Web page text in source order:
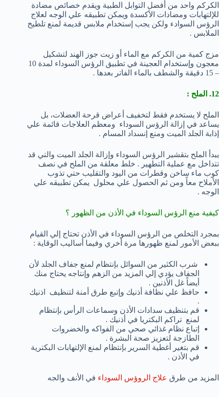
الكركم واحد من أفضل التوابل الطبية ويقدم خصائص مضادة
للإلتهابات ومضادات الأكسدة ويمكن تطبيقه علي الوجه لعلاج
الرؤس السوادء ولكن يجب إستخدام ملابس قديمة لمنع تلطيخ
الملابس .
مزج كمية من الكركم مع الماء أو زيت جوز الهند لتشكيل
معجون وإستخدام العجينة في تطبيق الرؤس السوداء لمدة 10
– 15 دقيقة والشطف بالماء الفاتر بعدها .
12. الملح :
الملح لا يستخدم فقط لتخفيف أعراض قرحة العضلات، بل
يساعد في إزالة الرؤس السوداء ومعظم العلاجات قائمة علي
إذابة الجلد الميت ومنع إنسداد المسام .
يبدأ الملح بتقشير الرؤس السوداء وإزالة الجلد الميت والتي قد
تتداخل مع عملية التطهير . خلط معلقة من الملح في نصف
كوب ماء ساخن وقطرات من اليود والتقليب حتي تذوب
الأملاح معاً ومن ثم الحصول علي محلول يمكن تطبيقه علي
الوجه .
كيفية منع الرؤس السوداء في الأذن من الظهور ؟
بمجرد التخلص من الرؤس السوداء في الأذن تحتاج إلي القيام
ببعض الأمور لمنع ظهورها مرة أخري وفيما أساليب الوقاية :
شرب الكثير من السوائل بإنتظام لمنع جفاف الجلد لأن
الجفاف يؤدي إلي المزيد من الزهم وإنتاجه يحتاج منك
أيضاً غل الأذنين .
حافظ علي نظافة أذنيك وإتبع طرق أمنة لتنظيف اذنيك
.
قم بتنظيف سدادات الأذن وسماعات الرأس بإنتظام
لمنع تراكم البكتريا في أذنيك .
إتباع نظام غذائي صحي من الفواكه والخضروات
الطازجة لتعزيز صحة البشرة .
قم بتغير أغطية السرير بإنتظام لمنع الإلتهابات البكترية
في الأذن .
المزيد من طرق علاج الروؤس السوداء في الأنف والجه